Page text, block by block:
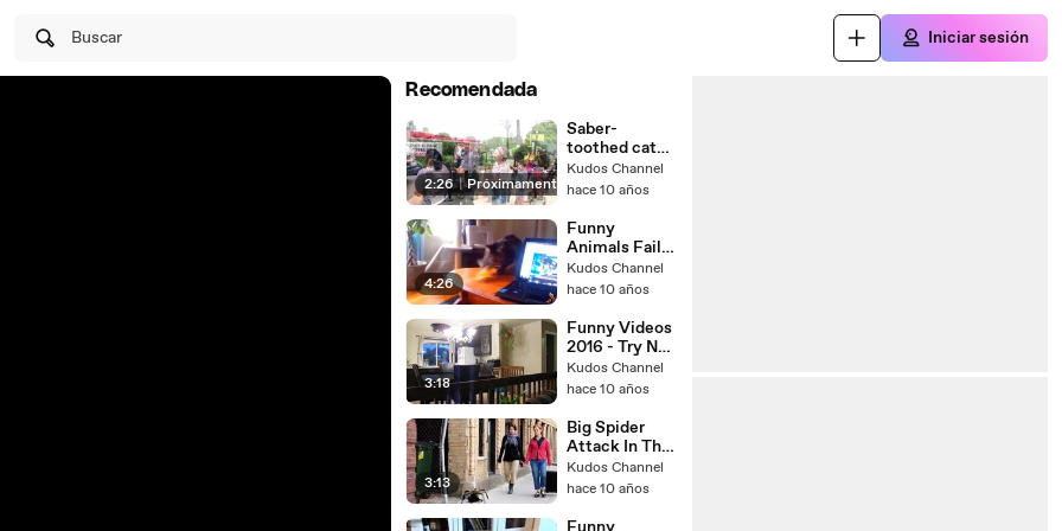
Buscar Iniciar sesión
Recomendada
2:26 | Próximamente
Saber-
toothed cat
struts down
Wilshire Blvd
comes home
to the Tar
Pits!
Kudos Channel
hace 10 años
4:26
Funny
Animals Fail
Compilation
2013 funny
Kudos Channel
hace 10 años
3:18
Funny Videos
2016 - Try Not
To Laugh Or
Grin Watching
(Challenge
Impossible)
Kudos Channel
hace 10 años
3:13
Big Spider
Attack In The
City Prank -
4K (Reality
Kudos Channel
hace 10 años